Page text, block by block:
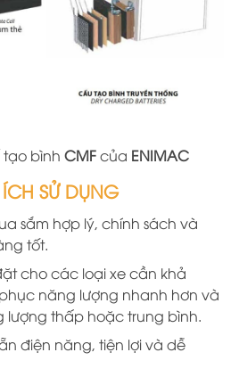
bình CMFcủa ENIMAC
SỬ DỤNG
sắm hợp lý, chính sách và
tốt.
cho các loại xe cần khả
năng lượng nhanh hơn và
lượng thấp hoặc trung bình.
điện năng, tiện lợi và dễ